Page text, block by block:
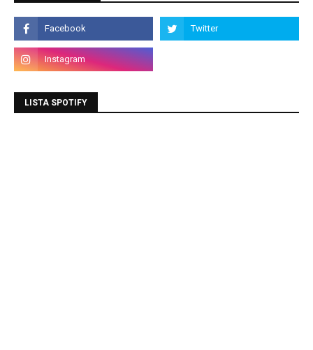
LISTA SPOTIFY